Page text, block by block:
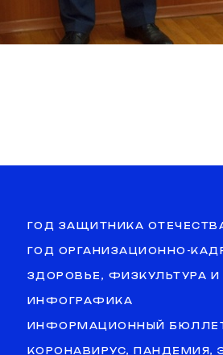
ГОД ЗАЩИТНИКА
ГОД ОРГАНИЗАЦИОННО-
ЗДОРОВЬЕ, ФИЗКУЛЬТУРА И
ИНФОГРАФИКА
ИНФОРМАЦИОННЫЙ
КОРОНАВИРУС, ПАНДЕМИЯ,